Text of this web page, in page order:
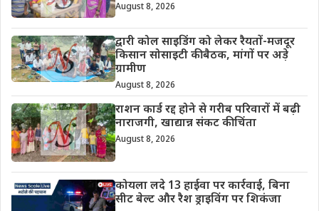
August 8, 2026
द्वारी कोल साइडिंग को लेकर रैयतों-मजदूर
किसान सोसाइटी की बैठक, मांगों पर अड़े
ग्रामीण
August 8, 2026
राशन कार्ड रद्द होने से गरीब परिवारों में बढ़ी
नाराजगी, खाद्यान्न संकट की चिंता
August 8, 2026
कोयला लदे 13 हाईवा पर कार्रवाई, बिना
सीट बेल्ट और रैश ड्राइविंग पर शिकंजा